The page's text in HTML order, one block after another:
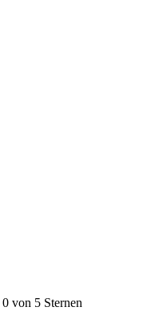
von 5 Sternen